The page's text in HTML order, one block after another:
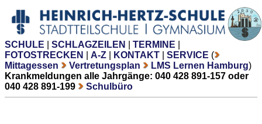
SCHULE SCHLAGZEILEN TERMINE
FOTOSTRECKEN
A-Z KONTAKT SERVICE (
Mittagessen
Vertretungsplan LMS Lernen Hamburg)
Krankmeldungen alle Jahrgänge: 040 428 891-157 oder
040 428 891-199
Schulbüro